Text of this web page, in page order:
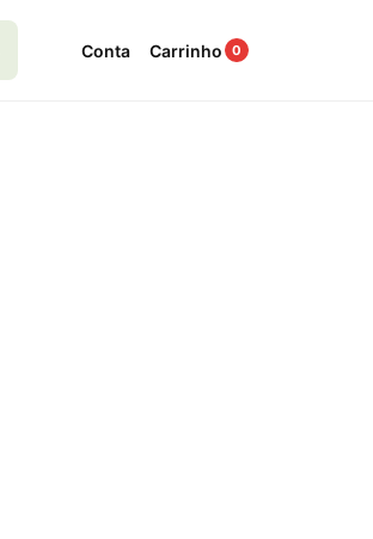
Conta Carrinho 0